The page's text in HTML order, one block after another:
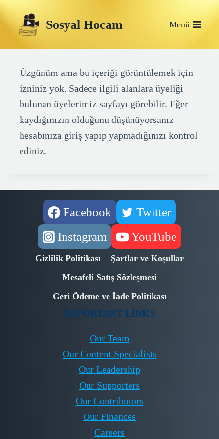
Skip
to
content
Sosyal Hocam Menü
Üzgünüm ama bu içeriği görüntülemek için
izniniz yok. Sadece ilgili alanlara üyeliği
bulunan üyelerimiz sayfayı görebilir. Eğer
kaydığınızın olduğunu düşünüyorsanız
hesabınıza giriş yapıp yapmadığınızı kontrol
ediniz.
Facebook
Twitter
Instagram
YouTube
Gizlilik Politikası
Şartlar ve Koşullar
Mesafeli Satış Sözleşmesi
Geri Ödeme ve İade Politikası
IMPORTANT LINKS
Our Team
Our Content Specialists
Our Leadership
Our Supporters
Our Contributors
Our Finances
Careers